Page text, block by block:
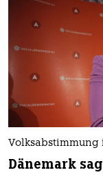
Volksabstimmung
Dänemark